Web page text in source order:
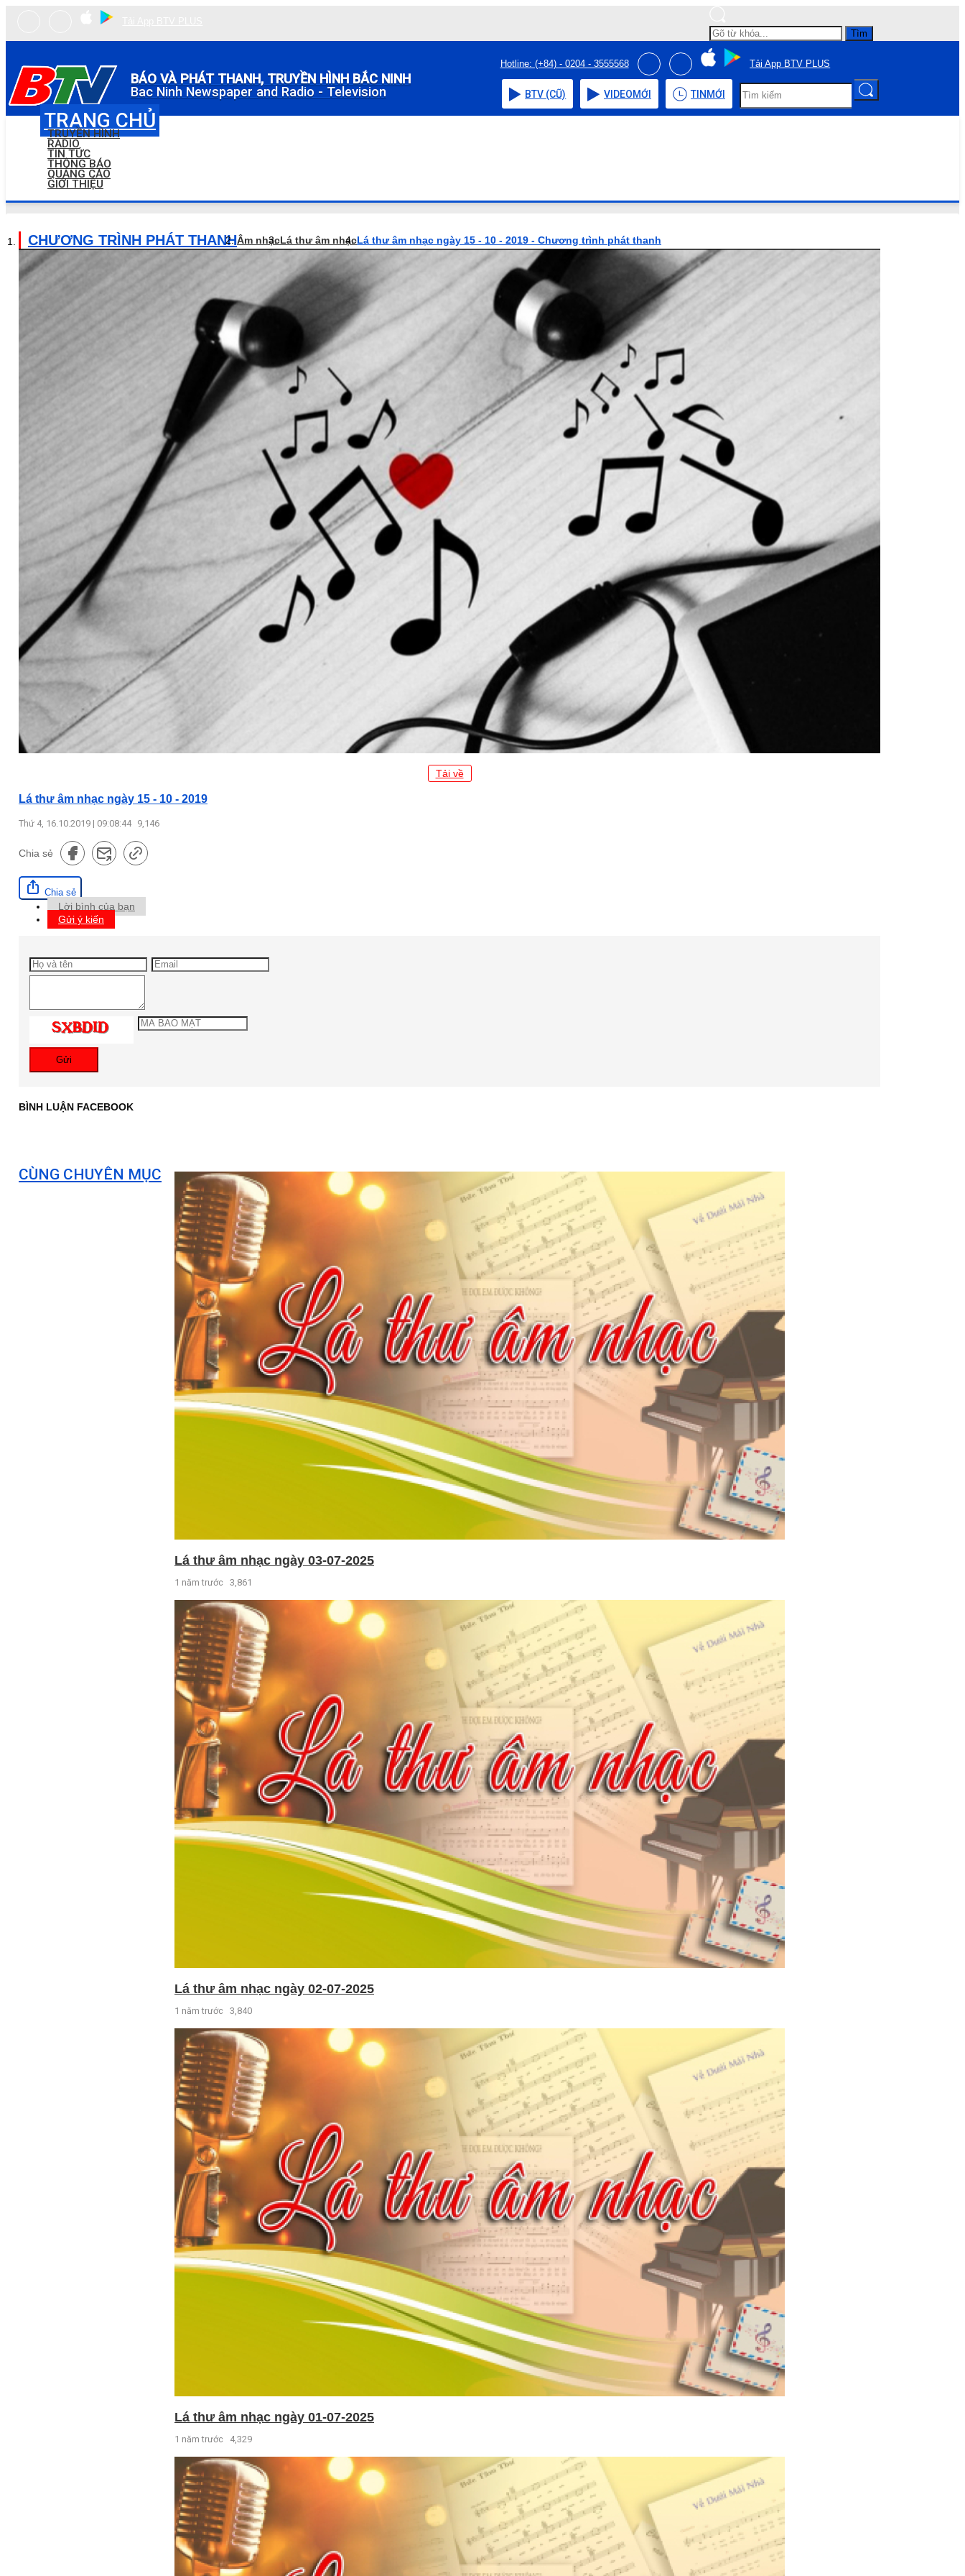
Tìm
BÁO VÀ PHÁT THANH, TRUYỀN HÌNH BẮC NINH
Bac Ninh Newspaper and Radio - Television
Hotline: (+84) - 0204 - 3555568 Tải App BTV PLUS
BTV (CŨ) VIDEOMỚI TIN MỚI
TRANG CHỦ
TRUYỀN HÌNH
RADIO
TIN TỨC
THÔNG BÁO
QUẢNG CÁO
GIỚI THIỆU
CHƯƠNG TRÌNH PHÁT THANHÂm nhạcLá thư âm nhạcLá thư âm nhạc ngày 15 - 10 - 2019 - Chương trình phát thanh
Tải về
Lá thư âm nhạc ngày 15 - 10 - 2019
Thứ 4, 16.10.2019 | 09:08:44 9,146
Chia sẻ
Chia sẻ
Lời bình của bạn
Gửi ý kiến
Gửi
BÌNH LUẬN FACEBOOK
CÙNG CHUYÊN MỤC
Lá thư âm nhạc ngày 03-07-2025
1 năm trước 3,861
Lá thư âm nhạc ngày 02-07-2025
1 năm trước 3,840
Lá thư âm nhạc ngày 01-07-2025
1 năm trước 4,329